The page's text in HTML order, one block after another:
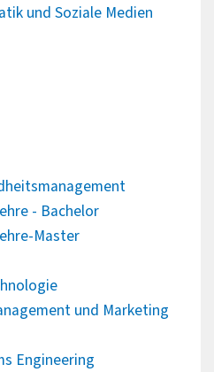
und Soziale Medien
- Bachelor
Master
und Marketing
Engineering